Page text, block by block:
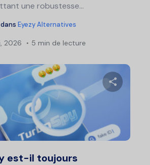
une robustesse...
dans Eyezy Alternatives
2026 5 min de lecture
est-il toujours